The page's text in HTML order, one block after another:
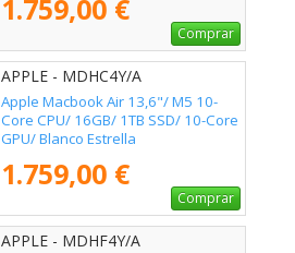
1.759,00 €
Comprar
APPLE - MDHC4Y/A
Apple Macbook Air 13,6"/ M5 10-
Core CPU/ 16GB/ 1TB SSD/ 10-Core
GPU/ Blanco Estrella
1.759,00 €
Comprar
APPLE - MDHF4Y/A